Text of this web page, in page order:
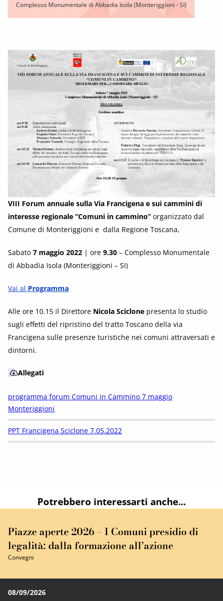
Complesso Monumentale di Abbadia Isola (Monteriggioni - SI)
VIII Forum annuale sulla Via Francigena e sui cammini di
interesse regionale “Comuni in cammino” organizzato dal
Comune di Monteriggioni e dalla Regione Toscana,
Sabato 7 maggio 2022 | ore 9.30 – Complesso Monumentale
di Abbadia Isola (Monteriggioni – SI)
Vai al Programma
Alle ore 10.15 il Direttore Nicola Sciclone presenta lo studio
sugli effetti del ripristino del tratto Toscano della via
Francigena sulle presenze turistiche nei comuni attraversati e
dintorni.
Allegati
programma forum Comuni in Cammino 7 maggio
Monteriggioni
PPT Francigena Sciclone 7.05.2022
Potrebbero interessarti anche...
Piazze aperte 2026 – I Comuni presidio di
legalità: dalla formazione all’azione
Convegni
08/09/2026